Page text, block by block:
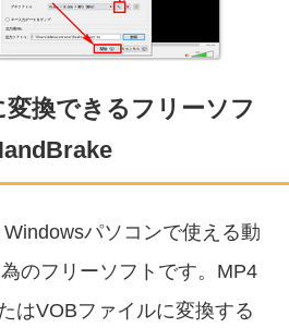
変換できるフリーソフ
パソコンで使える動
のフリーソフトです。MP4
はVOBファイルに変換する